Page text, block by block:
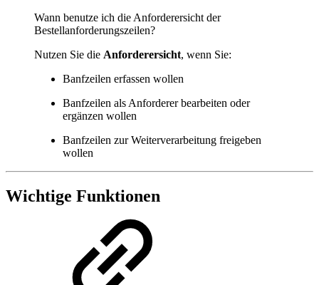
Wann benutze ich die Anforderersicht der
Bestellanforderungszeilen?
Nutzen Sie die Anforderersicht, wenn Sie:
Banfzeilen erfassen wollen
Banfzeilen als Anforderer bearbeiten oder
ergänzen wollen
Banfzeilen zur Weiterverarbeitung freigeben
wollen
Wichtige Funktionen